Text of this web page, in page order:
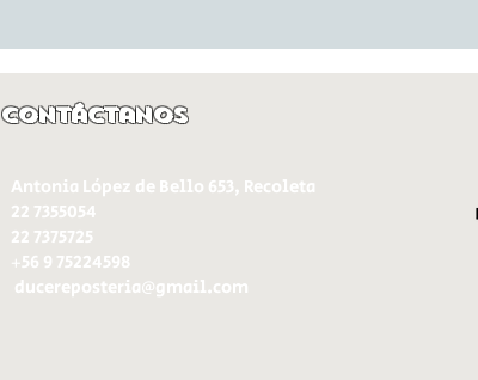
Contáctanos
Antonia López de Bello 653, Recoleta
22 7355054
22 7375725
+56 9 75224598
ducereposteria@gmail.com